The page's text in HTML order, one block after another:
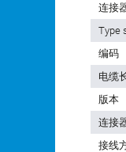
连接
Type
编码
电缆
版本
连接
接线